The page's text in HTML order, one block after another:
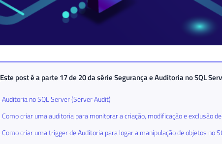
Este post é a parte 17 de 20 da sérieSegurança e Auditoria no SQL
Auditoria no SQL Server (Server Audit)
Como criar uma auditoria para monitorar a criação, modificação e exclusão
Como criar uma trigger de Auditoria para logar a manipulação de objetos no